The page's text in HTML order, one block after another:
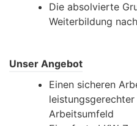
Die absolvierte
Weiterbildung
Unser Angebot
Einen sicheren
Arbeitsumfeld